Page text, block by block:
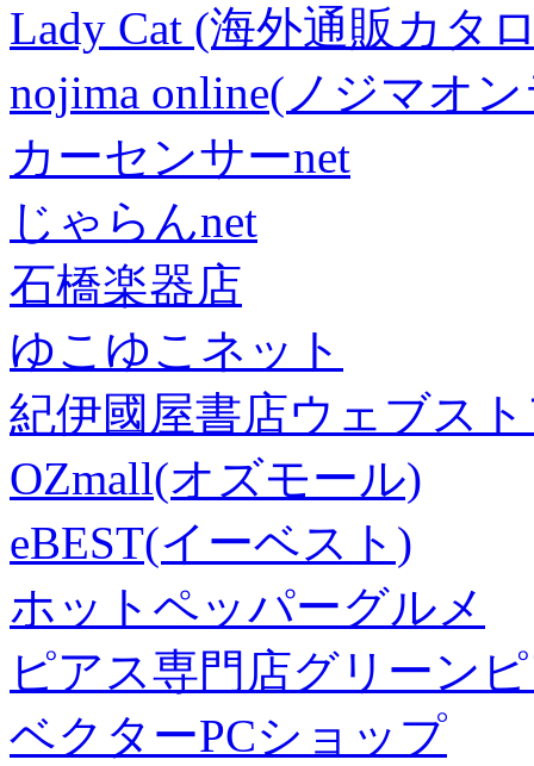
Lady Cat (海外通販カタ
nojima online(ノジマオ
カーセンサーnet
じゃらんnet
石橋楽器店
ゆこゆこネット
紀伊國屋書店ウェブス
OZmall(オズモール)
eBEST(イーベスト)
ホットペッパーグルメ
ピアス専門店グリーン
ベクターPCショップ